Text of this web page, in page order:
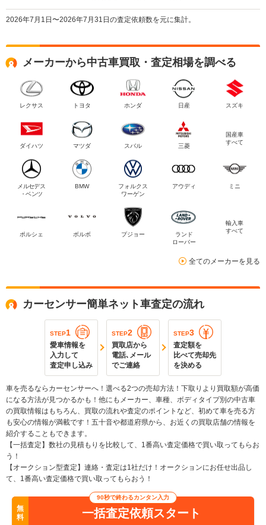
2026年7月1日〜2026年7月31日の査定依頼数を元に集計。
メーカーから中古車買取・査定相場を調べる
レクサス トヨタ ホンダ 日産 スズキ
ダイハツ マツダ スバル 三菱
国産車
すべて
メルセデス
・ベンツ
BMW
フォルクス
ワーゲン
アウディ ミニ
ポルシェ ボルボ プジョー
ランド
ローバー
輸入車
すべて
全てのメーカーを見る
カーセンサー簡単ネット車査定の流れ
STEP1
愛車情報を
入力して
査定申し込み
STEP2
買取店から
電話､メール
でご連絡
STEP3
査定額を
比べて売却先
を決める
車を売るならカーセンサーへ！選べる2つの売却方法！下取りより買取額が高価
になる方法が見つかるかも！他にもメーカー、車種、ボディタイプ別の中古車
の買取情報はもちろん、買取の流れや査定のポイントなど、初めて車を売る方
も安心の情報が満載です！五十音や都道府県から、お近くの買取店舗の情報を
紹介することもできます。
【一括査定】数社の見積もりを比較して、1番高い査定価格で買い取ってもらお
う！
【オークション型査定】連絡・査定は1社だけ！オークションにお任せ出品し
て、1番高い査定価格で買い取ってもらおう！
無
料
90秒で終わるカンタン入力
一括査定依頼スタート